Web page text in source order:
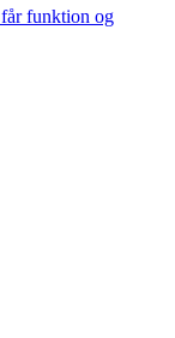
funktion og